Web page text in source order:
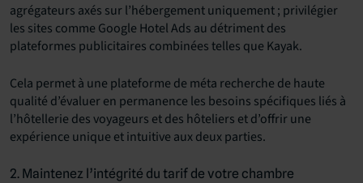
agrégateurs axés sur l’hébergement uniquement ; privilégier
les sites comme Google Hotel Ads au détriment des
plateformes publicitaires combinées telles que Kayak.
Cela permet à une plateforme de méta recherche de haute
qualité d’évaluer en permanence les besoins spécifiques liés à
l’hôtellerie des voyageurs et des hôteliers et d’offrir une
expérience unique et intuitive aux deux parties.
2. Maintenez l’intégrité du tarif de votre chambre